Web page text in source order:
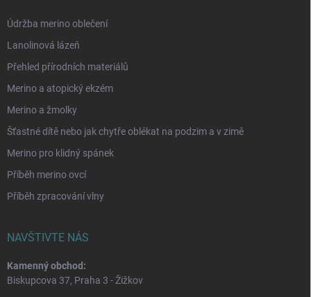
Údržba merino oblečení
Lanolinová lázeň
Přehled přírodních materiálů
Merino a atopický ekzém
Merino a žmolky
Šťastné dítě nebo jak chytře oblékat na podzim a v zimě
Merino pro klidný spánek
Příběh merino ovcí
Příběh zpracování vlny
NAVŠTIVTE NÁS
Kamenný obchod:
Biskupcova 37, Praha 3 - Žižkov